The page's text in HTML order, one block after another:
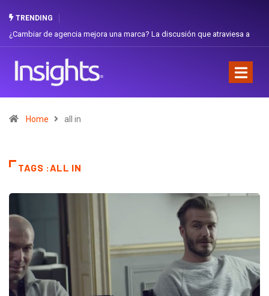
TRENDING
¿Cambiar de agencia mejora una marca? La discusión que atraviesa a
Home all in
TAGS :ALL IN